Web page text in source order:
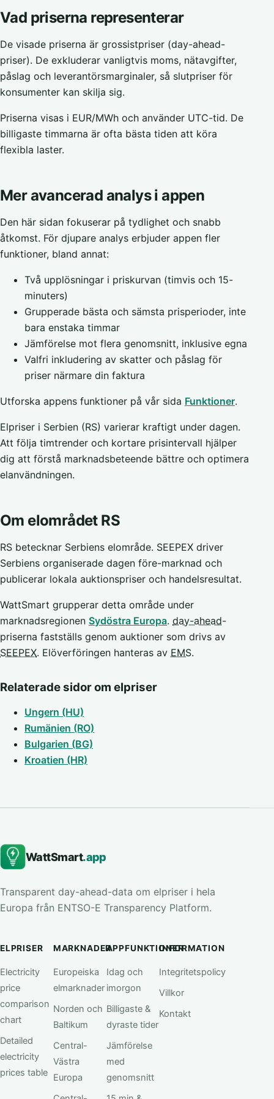
Vad priserna representerar
De visade priserna är grossistpriser (day-ahead-
priser). De exkluderar vanligtvis moms, nätavgifter,
påslag och leverantörsmarginaler, så slutpriser för
konsumenter kan skilja sig.
Priserna visas i EUR/MWh och använder UTC-tid. De
billigaste timmarna är ofta bästa tiden att köra
flexibla laster.
Mer avancerad analys i appen
Den här sidan fokuserar på tydlighet och snabb
åtkomst. För djupare analys erbjuder appen fler
funktioner, bland annat:
Två upplösningar i priskurvan (timvis och 15-
minuters)
Grupperade bästa och sämsta prisperioder, inte
bara enstaka timmar
Jämförelse mot flera genomsnitt, inklusive egna
Valfri inkludering av skatter och påslag för
priser närmare din faktura
Utforska appens funktioner på vår sida Funktioner.
Elpriser i Serbien (RS) varierar kraftigt under dagen.
Att följa timtrender och kortare prisintervall hjälper
dig att förstå marknadsbeteende bättre och optimera
elanvändningen.
Om elområdet RS
RS betecknar Serbiens elområde. SEEPEX driver
Serbiens organiserade dagen före-marknad och
publicerar lokala auktionspriser och handelsresultat.
WattSmart grupperar detta område under
marknadsregionen Sydöstra Europa. day-ahead-
priserna fastställs genom auktioner som drivs av
SEEPEX. Elöverföringen hanteras av EMS.
Relaterade sidor om elpriser
Ungern (HU)
Rumänien (RO)
Bulgarien (BG)
Kroatien (HR)
WattSmart.app
Transparent day-ahead-data om elpriser i hela
Europa från ENTSO-E Transparency Platform.
ELPRISER
Electricity
price
comparison
chart
Detailed
electricity
prices table
MARKNADER
Europeiska
elmarknader
Norden och
Baltikum
Central-
Västra
Europa
APPFUNKTIONER
Idag och
imorgon
Billigaste &
dyraste tider
Jämförelse
med
genomsnitt
INFORMATION
Integritetspolicy
Villkor
Kontakt